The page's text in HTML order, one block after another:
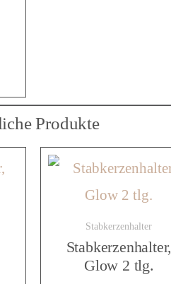
e
r
Produkte
Stabkerzenhalter
Stabkerzenhalter,
Glow 2 tlg.